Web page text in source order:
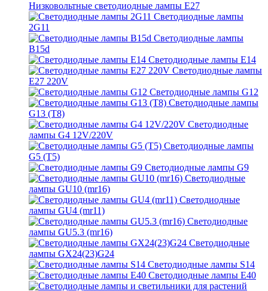
Низковольтные светодиодные лампы E27
Светодиодные лампы
2G11
Светодиодные лампы
B15d
Светодиодные лампы E14
Светодиодные лампы
E27 220V
Светодиодные лампы G12
Светодиодные лампы
G13 (T8)
Светодиодные
лампы G4 12V/220V
Светодиодные лампы
G5 (T5)
Светодиодные лампы G9
Светодиодные
лампы GU10 (mr16)
Светодиодные
лампы GU4 (mr11)
Светодиодные
лампы GU5.3 (mr16)
Светодиодные
лампы GX24(23)G24
Светодиодные лампы S14
Светодиодные лампы Е40